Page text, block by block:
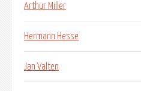
Arthur Miller
Hermann Hesse
Jan Valten